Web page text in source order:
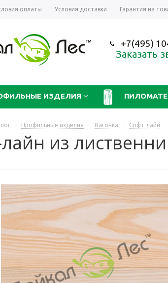
оплаты Условия доставки Гарантия на
+7(495)
Заказать
ИЗДЕЛИЯ
- Профильные изделия - Вагонка - Софт-лайн -
из